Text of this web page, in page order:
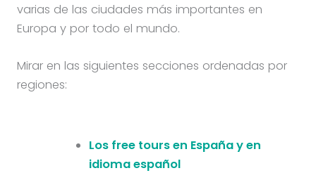
varias de las ciudades más importantes en
Europa y por todo el mundo.
Mirar en las siguientes secciones ordenadas por
regiones:
Los free tours en España y en
idioma español